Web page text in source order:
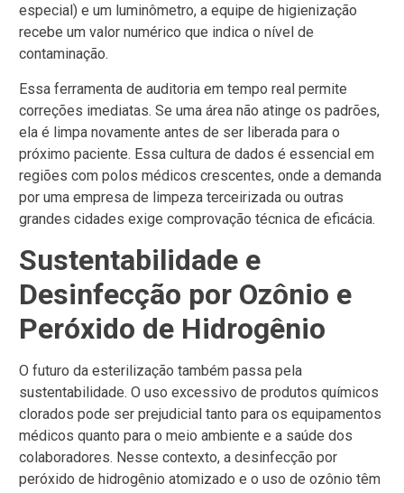
especial) e um luminômetro, a equipe de higienização
recebe um valor numérico que indica o nível de
contaminação.
Essa ferramenta de auditoria em tempo real permite
correções imediatas. Se uma área não atinge os padrões,
ela é limpa novamente antes de ser liberada para o
próximo paciente. Essa cultura de dados é essencial em
regiões com polos médicos crescentes, onde a demanda
por uma empresa de limpeza terceirizada ou outras
grandes cidades exige comprovação técnica de eficácia.
Sustentabilidade e
Desinfecção por Ozônio e
Peróxido de Hidrogênio
O futuro da esterilização também passa pela
sustentabilidade. O uso excessivo de produtos químicos
clorados pode ser prejudicial tanto para os equipamentos
médicos quanto para o meio ambiente e a saúde dos
colaboradores. Nesse contexto, a desinfecção por
peróxido de hidrogênio atomizado e o uso de ozônio têm